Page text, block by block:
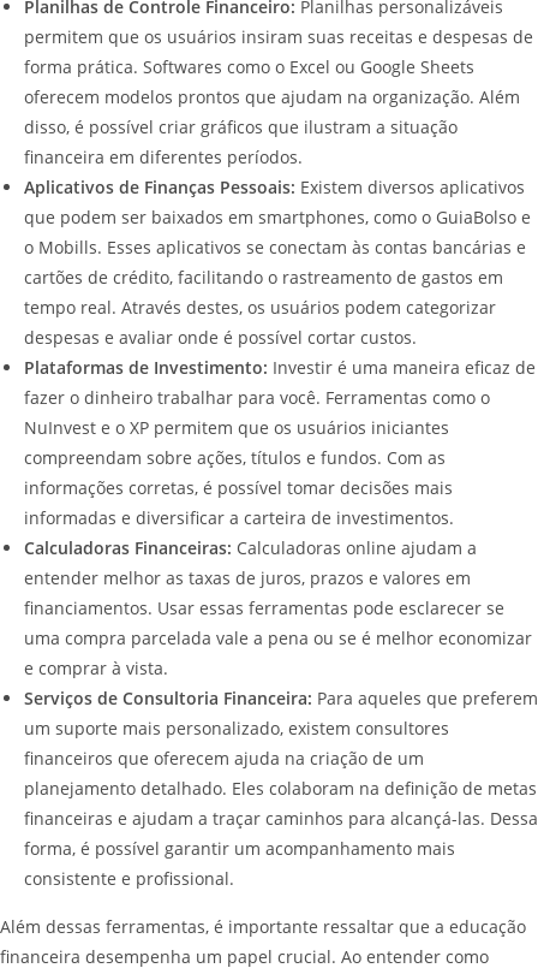
Planilhas de Controle Financeiro: Planilhas personalizáveis
permitem que os usuários insiram suas receitas e despesas de
forma prática. Softwares como o Excel ou Google Sheets
oferecem modelos prontos que ajudam na organização. Além
disso, é possível criar gráficos que ilustram a situação
financeira em diferentes períodos.
Aplicativos de Finanças Pessoais: Existem diversos aplicativos
que podem ser baixados em smartphones, como o GuiaBolso e
o Mobills. Esses aplicativos se conectam às contas bancárias e
cartões de crédito, facilitando o rastreamento de gastos em
tempo real. Através destes, os usuários podem categorizar
despesas e avaliar onde é possível cortar custos.
Plataformas de Investimento: Investir é uma maneira eficaz de
fazer o dinheiro trabalhar para você. Ferramentas como o
NuInvest e o XP permitem que os usuários iniciantes
compreendam sobre ações, títulos e fundos. Com as
informações corretas, é possível tomar decisões mais
informadas e diversificar a carteira de investimentos.
Calculadoras Financeiras: Calculadoras online ajudam a
entender melhor as taxas de juros, prazos e valores em
financiamentos. Usar essas ferramentas pode esclarecer se
uma compra parcelada vale a pena ou se é melhor economizar
e comprar à vista.
Serviços de Consultoria Financeira: Para aqueles que preferem
um suporte mais personalizado, existem consultores
financeiros que oferecem ajuda na criação de um
planejamento detalhado. Eles colaboram na definição de metas
financeiras e ajudam a traçar caminhos para alcançá-las. Dessa
forma, é possível garantir um acompanhamento mais
consistente e profissional.
Além dessas ferramentas, é importante ressaltar que a educação
financeira desempenha um papel crucial. Ao entender como